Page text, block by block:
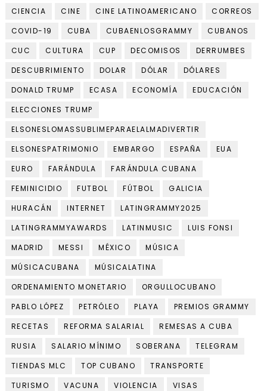
CIENCIA
CINE CINE LATINOAMERICANO
CORREOS
COVID-19
CUBA CUBAENLOSGRAMMY
CUBANOS
CUC
CULTURA CUP DECOMISOS
DERRUMBES
DESCUBRIMIENTO
DOLAR DÓLAR
DÓLARES
DONALD TRUMP
ECASA ECONOMÍA
EDUCACIÓN
ELECCIONES TRUMP
ELSONESLOMASSUBLIMEPARAELALMADIVERTIR
ELSONESPATRIMONIO
EMBARGO ESPAÑA
EUA
EURO
FARÁNDULA
FARÁNDULA CUBANA
FEMINICIDIO
FUTBOL FÚTBOL
GALICIA
HURACÁN
INTERNET
LATINGRAMMY2025
LATINGRAMMYAWARDS
LATINMUSIC
LUIS FONSI
MADRID
MESSI MÉXICO
MÚSICA
MÚSICACUBANA
MÚSICALATINA
ORDENAMIENTO MONETARIO
ORGULLOCUBANO
PABLO LÓPEZ
PETRÓLEO PLAYA
PREMIOS GRAMMY
RECETAS
REFORMA SALARIAL
REMESAS A CUBA
RUSIA
SALARIO MÍNIMO SOBERANA
TELEGRAM
TIENDAS MLC
TOP CUBANO
TRANSPORTE
TURISMO
VACUNA VIOLENCIA VISAS